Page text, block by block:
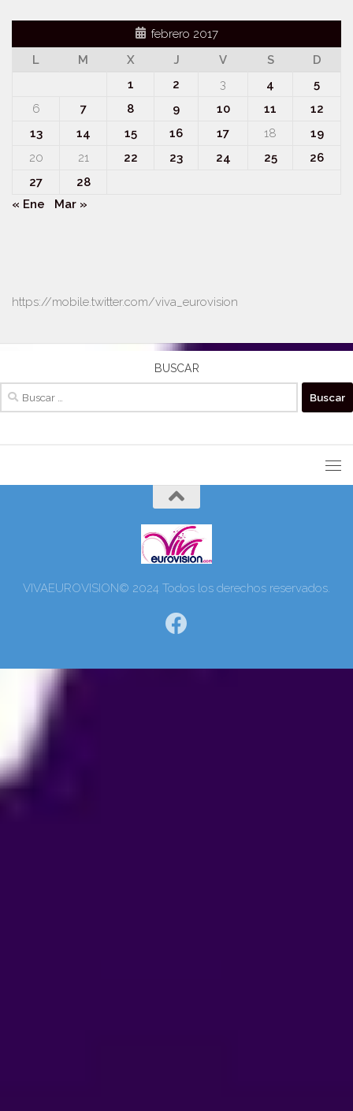
febrero 2017
L
M X J V S
D
1
2 3 4
5
6
7 8 9 10 11
12
13
14 15 16 17 18
19
20
21 22 23 24 25
26
27
28
« Ene
Mar »
https://mobile.twitter.com/viva_eurovision
BUSCAR
VIVAEUROVISION© 2024 Todos los derechos reservados.